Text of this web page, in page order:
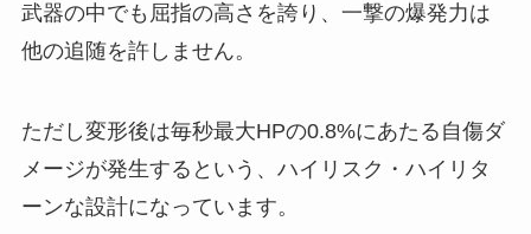
武器の中でも屈指の高さを誇り、一撃の爆発力は
他の追随を許しません。
ただし変形後は毎秒最大HPの0.8%にあたる自傷ダ
メージが発生するという、ハイリスク・ハイリタ
ーンな設計になっています。